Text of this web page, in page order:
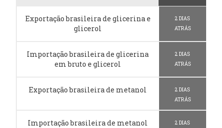
Exportação brasileira de glicerina e
glicerol
2 DIAS
ATRÁS
Importação brasileira de glicerina
em bruto e glicerol
2 DIAS
ATRÁS
Exportação brasileira de metanol
2 DIAS
ATRÁS
Importação brasileira de metanol
2 DIAS